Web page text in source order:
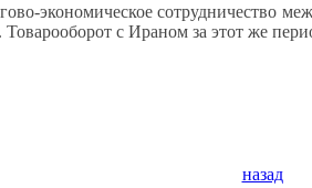
экономическое сотрудничество
с Ираном за этот же
назад